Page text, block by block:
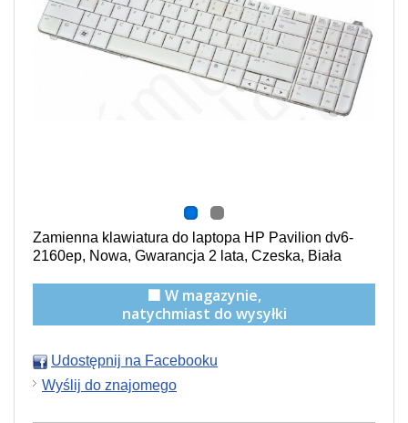
Zamienna klawiatura do laptopa HP Pavilion dv6-
2160ep, Nowa, Gwarancja 2 lata, Czeska, Biała
🟩 W magazynie,
natychmiast do wysyłki
Udostępnij na Facebooku
Wyślij do znajomego